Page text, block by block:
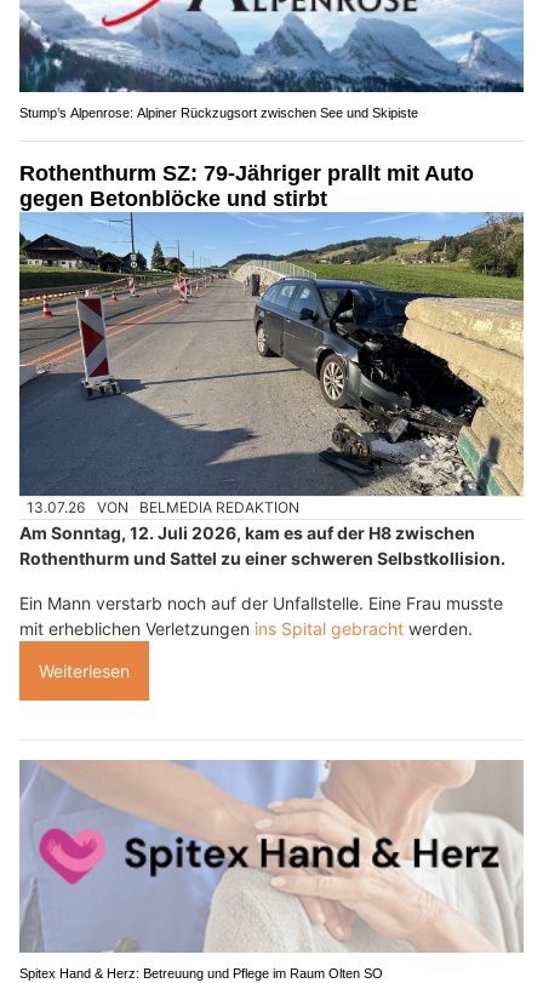
Stump’s Alpenrose: Alpiner Rückzugsort zwischen See und Skipiste
Rothenthurm SZ: 79-Jähriger prallt mit Auto
gegen Betonblöcke und stirbt
13.07.26 VON BELMEDIA REDAKTION
Am Sonntag, 12. Juli 2026, kam es auf der H8 zwischen
Rothenthurm und Sattel zu einer schweren Selbstkollision.
Ein Mann verstarb noch auf der Unfallstelle. Eine Frau musste
mit erheblichen Verletzungen ins Spital gebracht werden.
Weiterlesen
Spitex Hand & Herz: Betreuung und Pflege im Raum Olten SO